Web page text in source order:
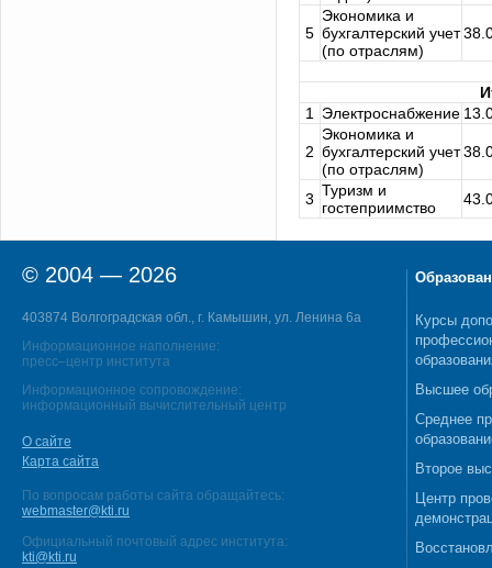
5
Экономика и
бухгалтерский учет
(по отраслям)
1
Электроснабжение
2
Экономика и
бухгалтерский учет
(по отраслям)
3 Туризм и
гостеприимство
© 2004 — 2026
403874 Волгоградская обл., г. Камышин, ул. Ленина 6а
Информационное наполнение:
пресс–центр института
Информационное сопровождение:
информационный вычислительный центр
О сайте
Карта сайта
По вопросам работы сайта обращайтесь:
webmaster@kti.ru
Официальный почтовый адрес института:
kti@kti.ru
Курсы
Высшее
Среднее
Второе
Центр